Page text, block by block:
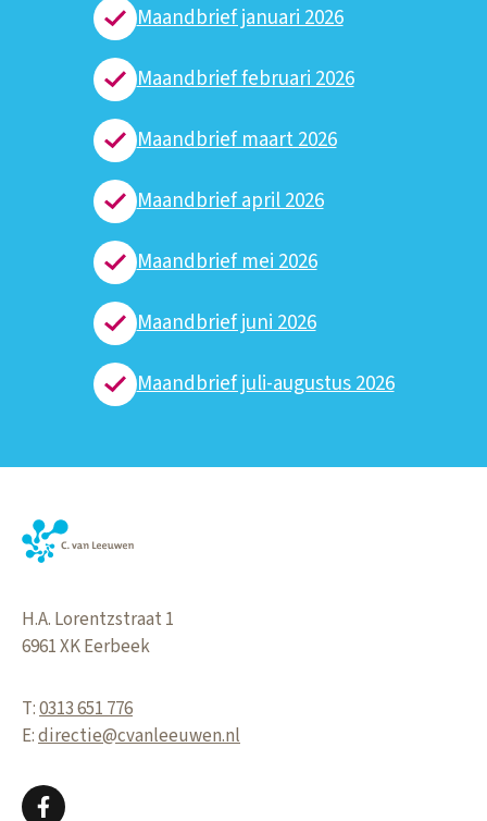
Maandbrief januari 2026
Maandbrief februari 2026
Maandbrief maart 2026
Maandbrief april 2026
Maandbrief mei 2026
Maandbrief juni 2026
Maandbrief juli-augustus 2026
H.A. Lorentzstraat 1
6961 XKEerbeek
T:0313 651 776
E:directie@cvanleeuwen.nl